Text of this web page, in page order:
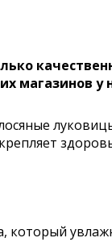
магазинов у
который